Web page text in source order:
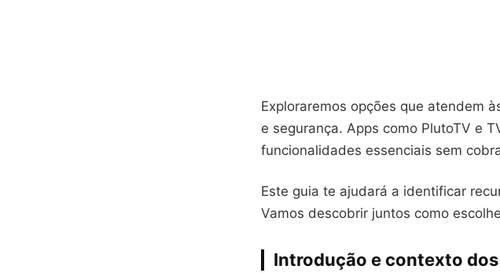
Exploraremos opções que atendem
e segurança. Apps como PlutoTV e
funcionalidades essenciais sem
Este guia te ajudará a identificar
Vamos descobrir juntos como
Introdução e contexto